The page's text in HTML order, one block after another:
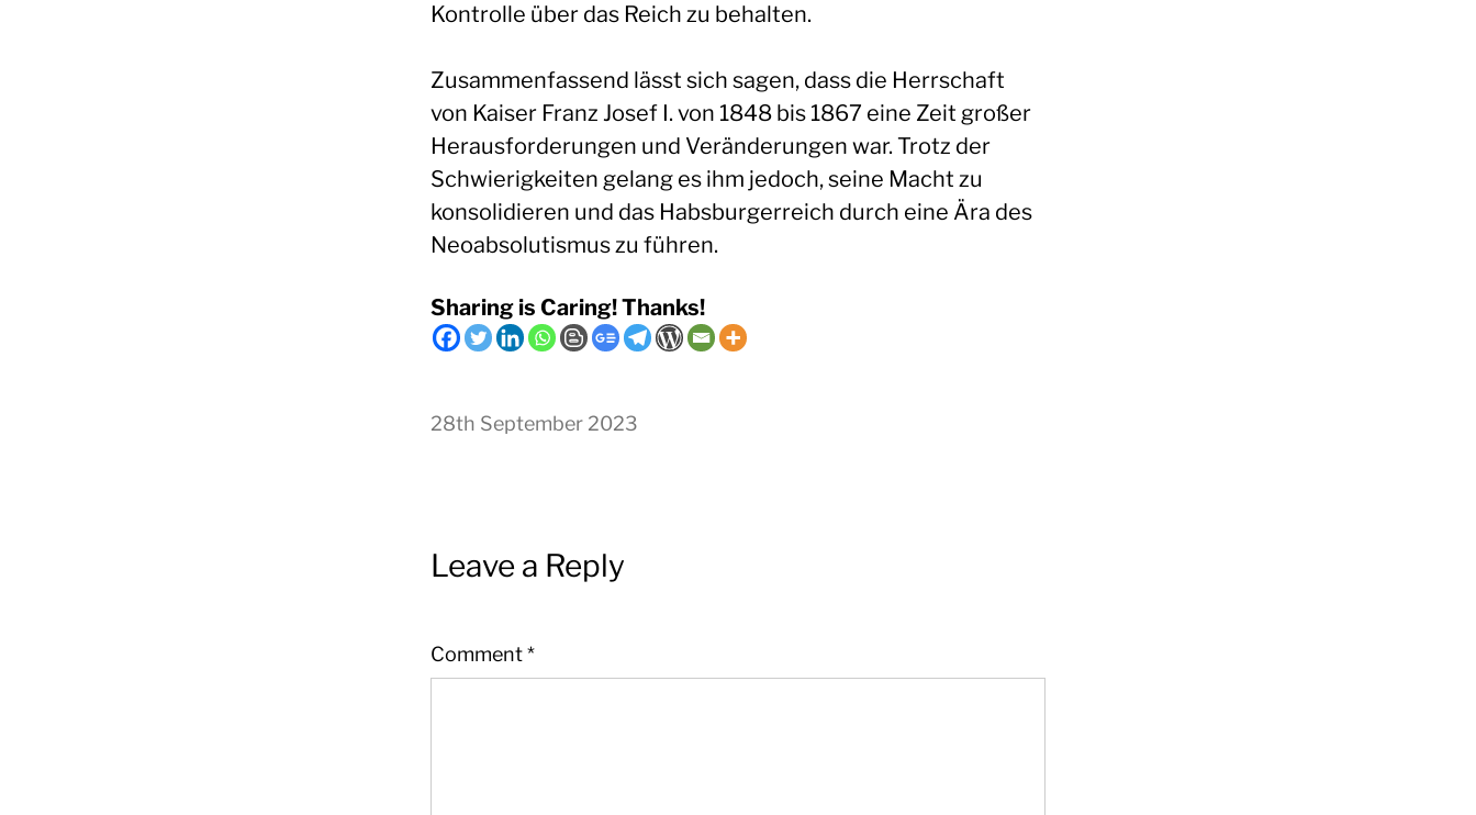
Kontrolle über das Reich zu behalten.
Zusammenfassend lässt sich sagen, dass die Herrschaft
von Kaiser Franz Josef I. von 1848 bis 1867 eine Zeit großer
Herausforderungen und Veränderungen war. Trotz der
Schwierigkeiten gelang es ihm jedoch, seine Macht zu
konsolidieren und das Habsburgerreich durch eine Ära des
Neoabsolutismus zu führen.
Sharing is Caring! Thanks!
28th September 2023
Leave a Reply
Comment*